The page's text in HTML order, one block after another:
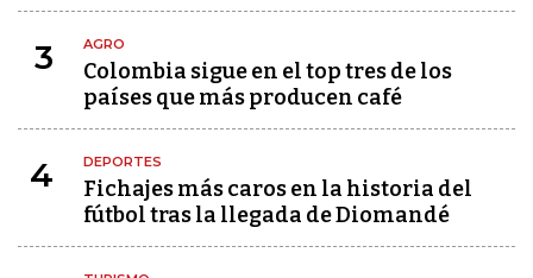
3 AGRO
Colombia sigue en el top tres de los
países que más producen café
4 DEPORTES
Fichajes más caros en la historia del
fútbol tras la llegada de Diomandé